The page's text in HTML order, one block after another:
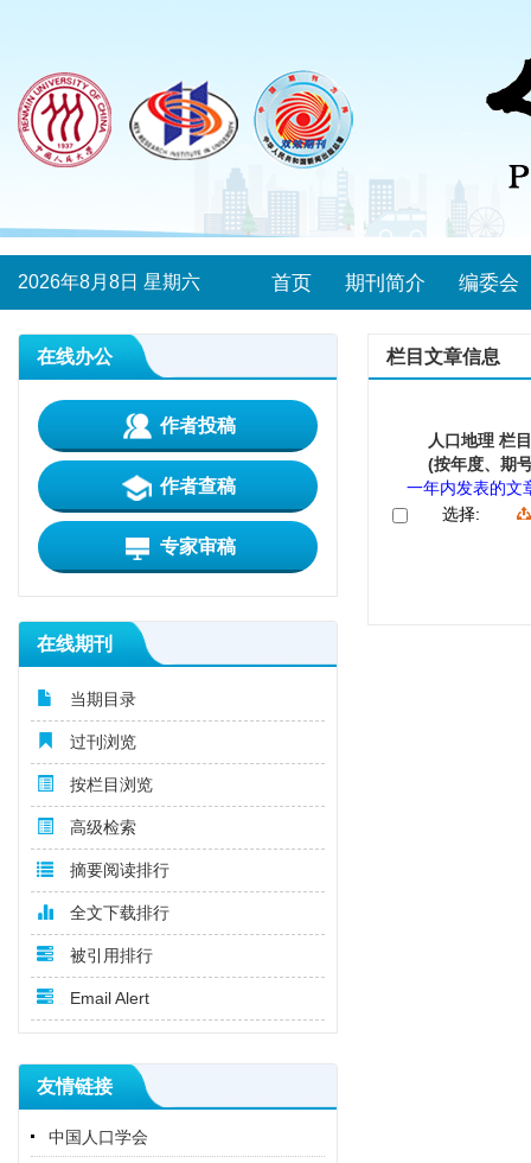
2026年8月8日 星期六 首页 期刊简介 编委会
在线办公
作者投稿
作者查稿
专家审稿
在线期刊
当期目录
过刊浏览
按栏目浏览
高级检索
摘要阅读排行
全文下载排行
被引用排行
Email Alert
友情链接
中国人口学会
栏目文章信息
人口地理 栏
(按年度、期
一年内发表的文
选择: